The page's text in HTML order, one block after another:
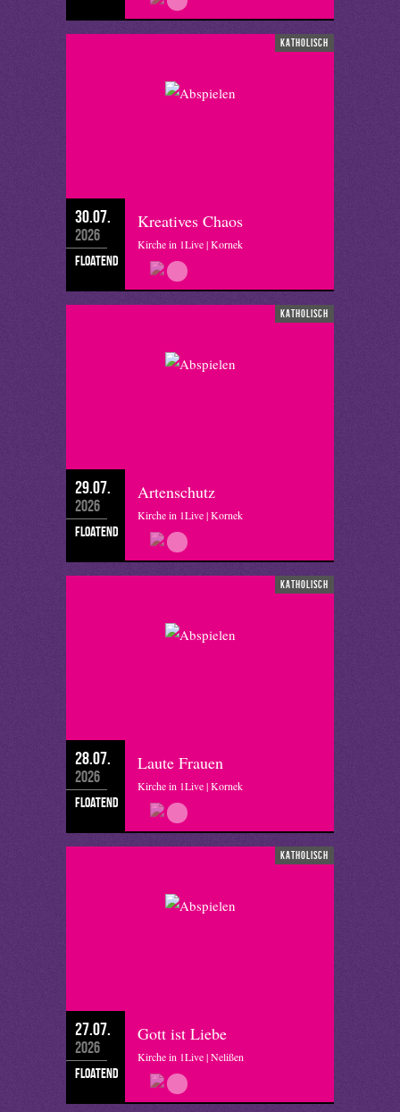
katholisch
30.07.
2026
floatend
Kreatives Chaos
Kirche in 1Live | Kornek
katholisch
29.07.
2026
floatend
Artenschutz
Kirche in 1Live | Kornek
katholisch
28.07.
2026
floatend
Laute Frauen
Kirche in 1Live | Kornek
katholisch
27.07.
2026
floatend
Gott ist Liebe
Kirche in 1Live | Nelißen